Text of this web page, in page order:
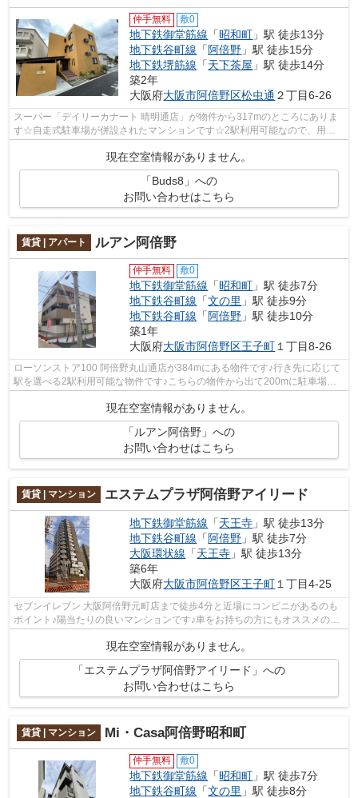
仲手無料 敷0
地下鉄御堂筋線 「昭和町 」駅 徒歩13分
地下鉄谷町線 「 阿倍野 」駅 徒歩15分
地下鉄堺筋線 「天下茶屋 」駅 徒歩14分
築2年
大阪府大阪市阿倍野区松虫通 ２丁目6-26
スーパー「デイリーカナート 晴明通店」が物件から317mのところにありま
す☆自走式駐車場が併設されたマンションです☆2駅利用可能なので、用途
や行き先に応じて経路を選択できます☆当社...
現在空室情報がありません。
「Buds8」への
お問い合わせはこちら
賃貸 | アパート ルアン阿倍野
仲手無料 敷0
地下鉄御堂筋線 「昭和町 」駅 徒歩7分
地下鉄谷町線 「文の里 」駅 徒歩9分
地下鉄谷町線 「 阿倍野 」駅 徒歩10分
築1年
大阪府大阪市阿倍野区王子町１丁目8-26
ローソンストア100 阿倍野丸山通店が384mにある物件です♪行き先に応じて
駅を選べる2駅利用可能な物件です♪こちらの物件から出て200mに駐車場あ
現在空室情報がありません。
「ルアン阿倍野」への
お問い合わせはこちら
賃貸 | マンション エステムプラザ阿倍野アイリード
地下鉄御堂筋線 「天王寺 」駅 徒歩13分
地下鉄谷町線 「 阿倍野 」駅 徒歩7分
大阪環状線 「天王寺 」駅 徒歩13分
築6年
大阪府大阪市阿倍野区王子町１丁目4-25
セブンイレブン 大阪阿倍野元町店まで徒歩4分と近場にコンビニがあるのも
ポイント♪陽当たりの良いマンションです♪車をお持ちの方にもオススメの、
現在空室情報がありません。
「エステムプラザ阿倍野アイリード」への
お問い合わせはこちら
賃貸 | マンション Mi・Casa阿倍野昭和町
仲手無料 敷0
地下鉄御堂筋線 「昭和町 」駅 徒歩7分
地下鉄谷町線 「文の里 」駅 徒歩8分